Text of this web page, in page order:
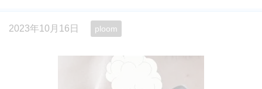
2023年10月16日 ploom